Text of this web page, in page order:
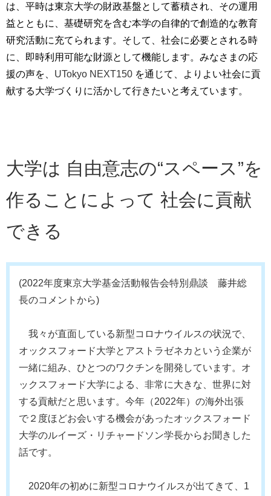
は、平時は東京大学の財政基盤として蓄積され、その運用
益とともに、基礎研究を含む本学の自律的で創造的な教育
研究活動に充てられます。そして、社会に必要とされる時
に、即時利用可能な財源として機能します。みなさまの応
援の声を、 UTokyo NEXT150 を通じて、よりよい社会に貢
献する大学づくりに活かして行きたいと考えています。
大学は 自由意志の“スペース”を
作ることによって 社会に貢献
できる
(2022年度東京大学基金活動報告会特別鼎談 藤井総
長のコメントから)
我々が直面している新型コロナウイルスの状況で、
オックスフォード大学とアストラゼネカという企業が
一緒に組み、ひとつのワクチンを開発しています。オ
ックスフォード大学による、非常に大きな、世界に対
する貢献だと思います。今年（2022年）の海外出張
で２度ほどお会いする機会があったオックスフォード
大学のルイーズ・リチャードソン学長からお聞きした
話です。
2020年の初めに新型コロナウイルスが出てきて、1